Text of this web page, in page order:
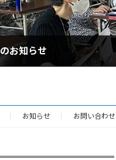
お知らせ
お知らせ お問い合わせ